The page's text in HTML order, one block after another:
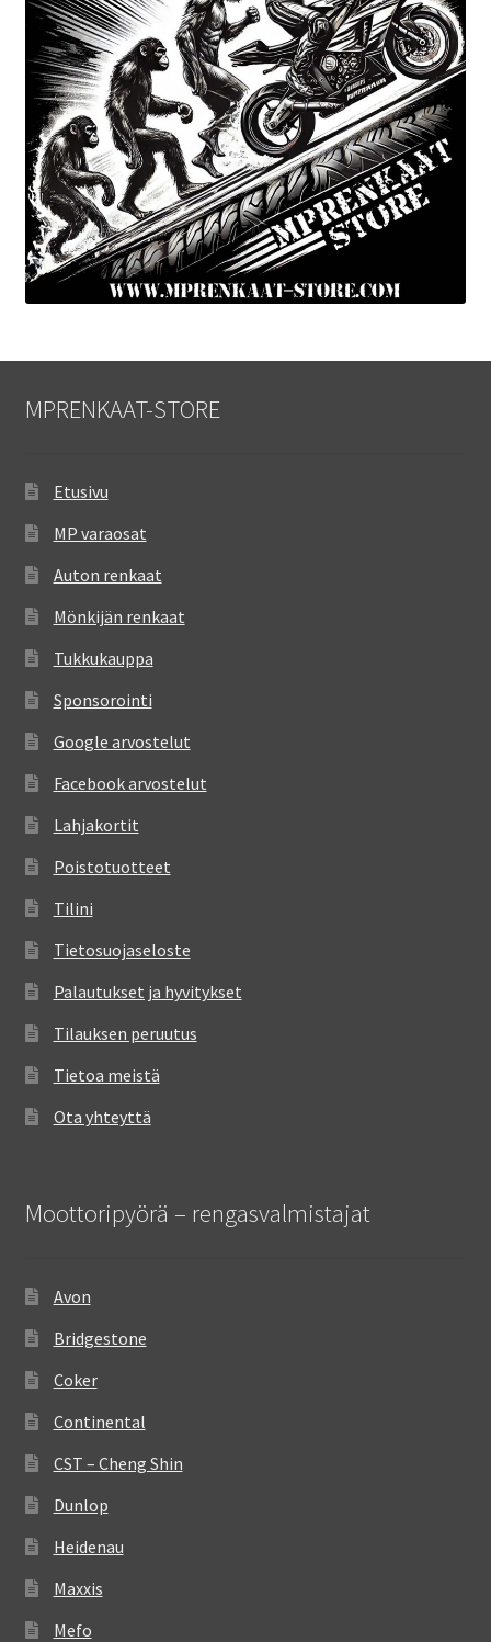
MPRENKAAT-STORE
Etusivu
MP varaosat
Auton renkaat
Mönkijän renkaat
Tukkukauppa
Sponsorointi
Google arvostelut
Facebook arvostelut
Lahjakortit
Poistotuotteet
Tilini
Tietosuojaseloste
Palautukset ja hyvitykset
Tilauksen peruutus
Tietoa meistä
Ota yhteyttä
Moottoripyörä – rengasvalmistajat
Avon
Bridgestone
Coker
Continental
CST – Cheng Shin
Dunlop
Heidenau
Maxxis
Mefo